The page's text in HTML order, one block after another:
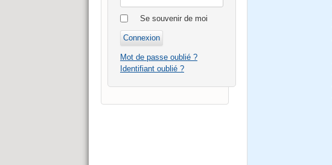
Se souvenir de moi
Mot de passe oublié ?
Identifiant oublié ?